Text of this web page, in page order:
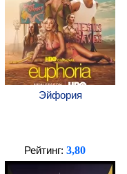
Эйфория
Рейтинг: 3,80